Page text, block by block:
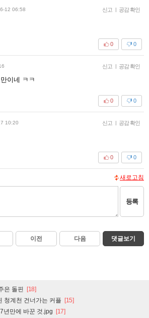
12 06:58 신고 | 공감 확인
0
0
신고 | 공감 확인
이네 ㅋㅋ
0
0
10:20 신고 | 공감 확인
0
0
새로고침
등록
이전 다음 댓글보기
은 돌핀 [18]
청계천 건너가는 커플 [15]
년만에 바꾼 것.jpg [17]